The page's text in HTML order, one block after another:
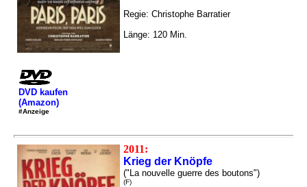
Regie: Christophe Barratier
Länge: 120 Min.
DVD kaufen
(Amazon)
#Anzeige
2011:
Krieg der Knöpfe
("La nouvelle guerre des boutons")
(F)